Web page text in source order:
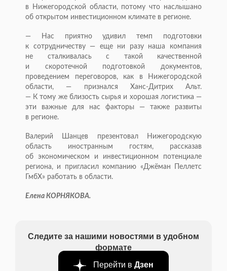
в Нижегородской области, потому что наслышано
об открытом инвестиционном климате в регионе.
— Нас приятно удивил темп подготовки
к сотрудничеству — еще ни разу наша компания
не сталкивалась с такой качественной
и скоротечной подготовкой документов,
проведением переговоров, как в Нижегородской
области, — признался Ханс-ДитрихАльт.
— К тому же близость сырья и хорошая логистика —
эти важные для нас факторы — также развиты
в регионе.
Валерий Шанцев презентовал Нижегородскую
область иностранным гостям, рассказав
об экономическом и инвестиционном потенциале
региона, и пригласил компанию «Джёман Пеллетс
ГмбХ» работать в области.
Елена КОРНЯКОВА.
Следите за нашими новостями в удобном
формате
Перейти в Дзен